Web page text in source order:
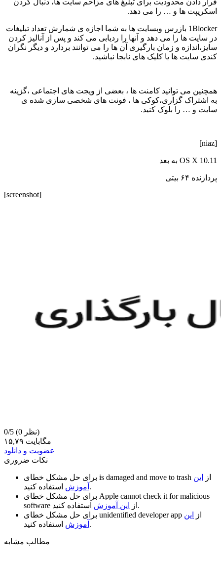
اسکریپت ها و … را می دهد.
1Blocker بازرس وبسایت ها به شما اجازه ی شمارش تعداد تبلیغات
در سایت ها را می دهد و آنها را ردیابی می کند و پس از آنالیز کردن
سایز،اندازه و زمان بارگیری آن ها را می توانند بردارد و دیگر نگران
کندی سایت ها یا کلیک های نابجا نباشید.
همچنین می توانید کامنت ها ، بعضی از ویجت های اجتماعی ،گزینه
به اشتراک گزاری،کوکی ها ، فونت های شخصی سازی شده ی
سایت و … را بلوک کنید.
[niaz]
OS X 10.11 به بعد
پردازنده ۶۴ بیتی
[screenshot]
0/5
(0 نظر)
۱۵,۷۹ مگابایت
عضویت و دانلود
نکات ضروری
is damaged and move to trash از
این
آموزش استفاده کنید.
Apple cannot check it for malicious
software
از این آموزش
استفاده کنید.
unidentified developer app از
این
آموزش استفاده کنید.
مطالب مشابه